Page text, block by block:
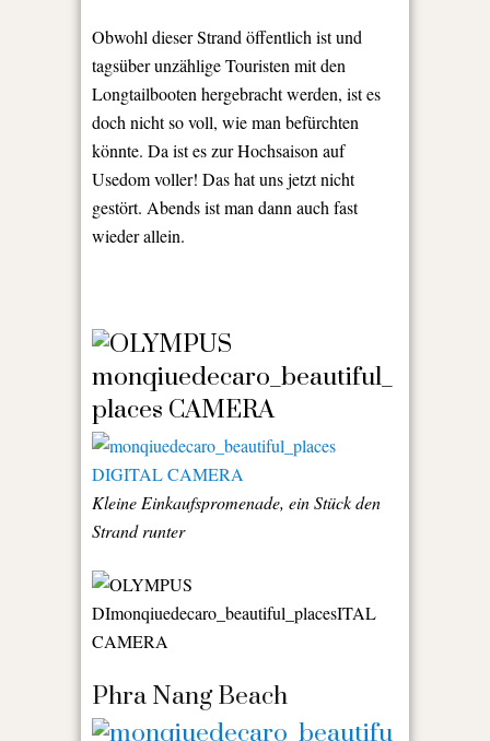
Obwohl dieser Strand öffentlich ist und
tagsüber unzählige Touristen mit den
Longtailbooten hergebracht werden, ist es
doch nicht so voll, wie man befürchten
könnte. Da ist es zur Hochsaison auf
Usedom voller! Das hat uns jetzt nicht
gestört. Abends ist man dann auch fast
wieder allein.
Kleine Einkaufspromenade, ein Stück den
Strand runter
Phra Nang Beach